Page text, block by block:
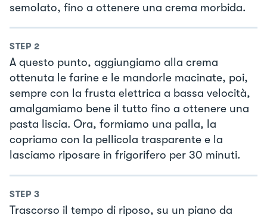
semolato, fino a ottenere una crema morbida.
STEP 2
A questo punto, aggiungiamo alla crema
ottenuta le farine e le mandorle macinate, poi,
sempre con la frusta elettrica a bassa velocità,
amalgamiamo bene il tutto fino a ottenere una
pasta liscia. Ora, formiamo una palla, la
copriamo con la pellicola trasparente e la
lasciamo riposare in frigorifero per 30 minuti.
STEP 3
Trascorso il tempo di riposo, su un piano da